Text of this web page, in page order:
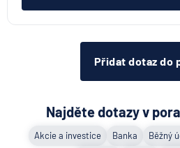
Přidat dotaz do
Najděte dotazy v
Akcie a investice Banka Běžný